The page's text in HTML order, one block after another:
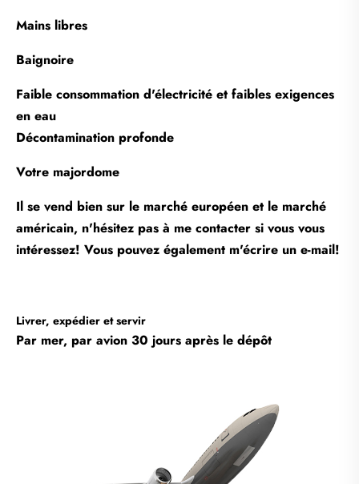
Mains libres
Baignoire
Faible consommation d'électricité et faibles exigences
en eau
Décontamination profonde
Votre majordome
Il se vend bien sur le marché européen et le marché
américain, n'hésitez pas à me contacter si vous vous
intéressez! Vous pouvez également m'écrire un e-mail!
Livrer, expédier et servir
Par mer, par avion 30 jours après le dépôt